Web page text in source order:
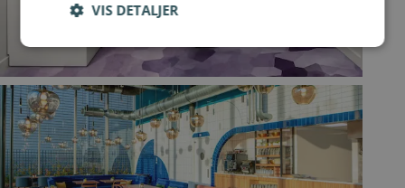
Log ind for at gemme hvad der inspirerer dig
Tilmeld
VIS DETALJER